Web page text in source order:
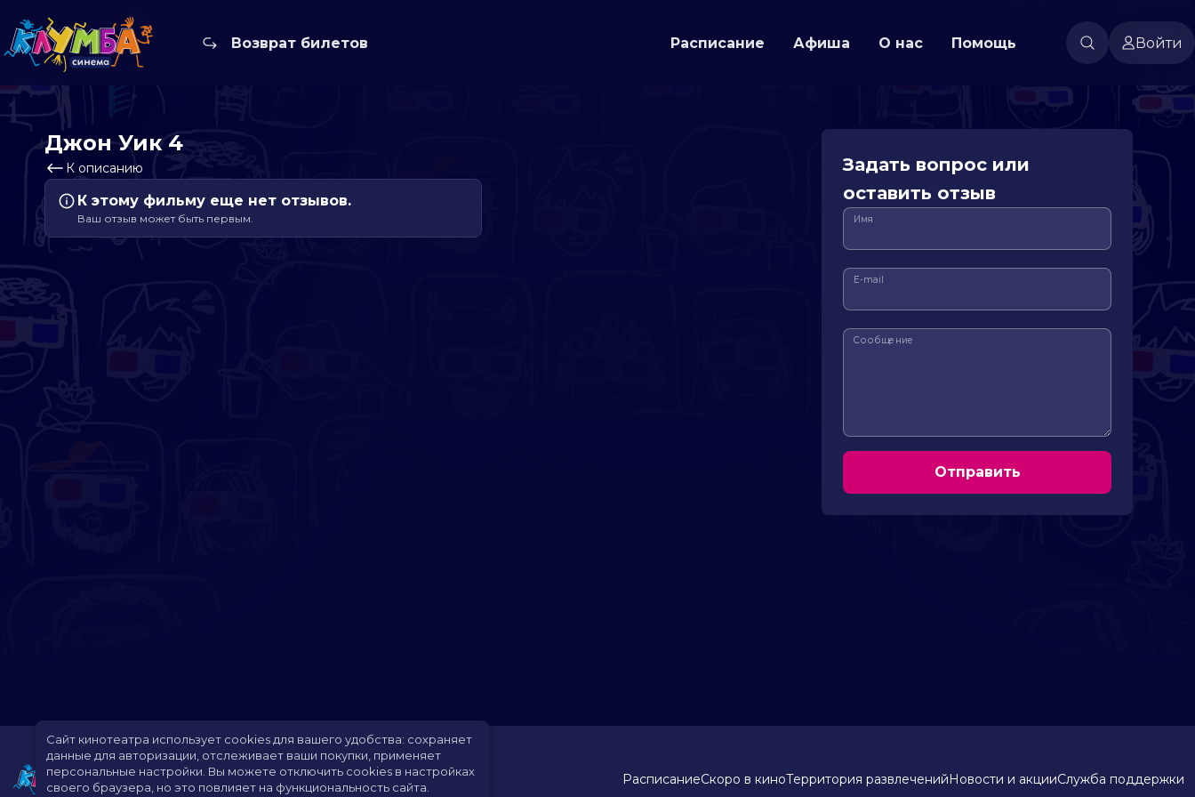
Возврат билетов Расписание Афиша О нас Помощь Войти
Джон Уик 4
К описанию
К этому фильму еще нет отзывов.
Ваш отзыв может быть первым.
Задать вопрос или
оставить отзыв
Имя
E-mail
Сообщение
Отправить
РасписаниеСкоро в киноТерритория развлеченийНовости и акцииСлужба поддержки
Сайт кинотеатра использует cookies для вашего удобства: сохраняет
данные для авторизации, отслеживает ваши покупки, применяет
персональные настройки. Вы можете отключить cookies в настройках
своего браузера, но это повлияет на функциональность сайта.